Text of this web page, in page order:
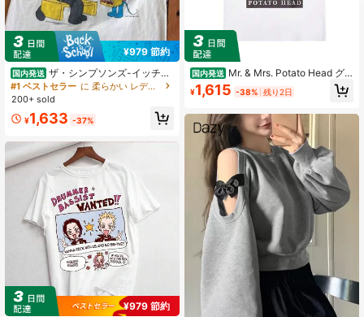
¥979 節約
国内発送 ザ・シンプソンズ-イッチ＆
スクラッチ・ショー Tシャツ ユニセ
ックス Tシャツ Tシャツ サンタ Tシ
トロ漫画トップ
#1 ベストセラー
に 柔らかい レディーススウェットシャツ＆パーカー
200+ sold
¥1,633 -37%
¥979 節約
国内発送 Mr. & Mrs. Potato Head グ
ラフィックプリント クルーネックT
シャツ - レトロ カジュアル 半袖 コ
夏用 通気性抜群 可愛い キャラクタ
ーTシャツ レディース メンズ ユニセ
ックス ギフト
¥1,615 -38% 残り2日